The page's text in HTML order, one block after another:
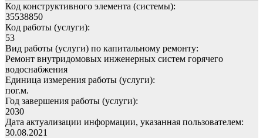
Код конструктивного элемента (системы):
35538850
Код работы (услуги):
53
Вид работы (услуги) по капитальному ремонту:
Ремонт внутридомовых инженерных систем горячего
водоснабжения
Единица измерения работы (услуги):
пог.м.
Год завершения работы (услуги):
2030
Дата актуализации информации, указанная пользователем:
30.08.2021